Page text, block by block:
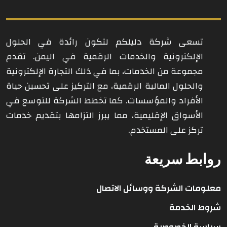
تسعى شركة دليلكم لتكون رائدة في الحلول
الإلكترونية والخدمات الرقمية في اليمن. تقدم
مجموعة من الخدمات، بما في ذلك التجارة الإلكترونية
والحلول المالية الرقمية، مع التركيز على تحسين حياة
الأفراد والمؤسسات. كما تخطط الشركة للتوسع في
الأسواق الإقليمية، مما يبرز التزامها بتقديم خدمات
تركز على المستخدم.
روابط سريعة
معلومات الشركة ووسائل الاتصال
شروط الخدمة